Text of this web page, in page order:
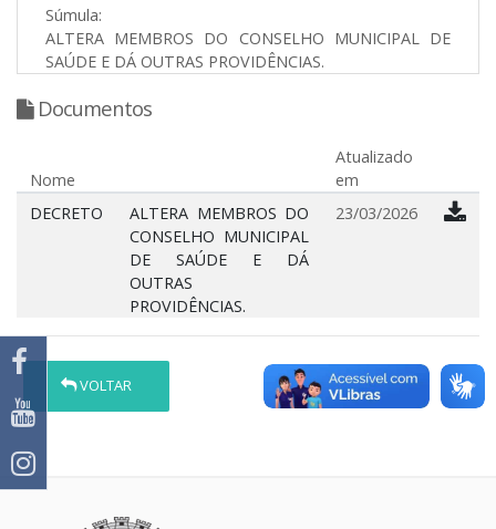
Súmula:
ALTERA MEMBROS DO CONSELHO MUNICIPAL DE
SAÚDE E DÁ OUTRAS PROVIDÊNCIAS.
Documentos
Nome
Atualizado
em
DECRETO
ALTERA MEMBROS DO
CONSELHO MUNICIPAL
DE SAÚDE E DÁ
OUTRAS
PROVIDÊNCIAS.
23/03/2026
VOLTAR